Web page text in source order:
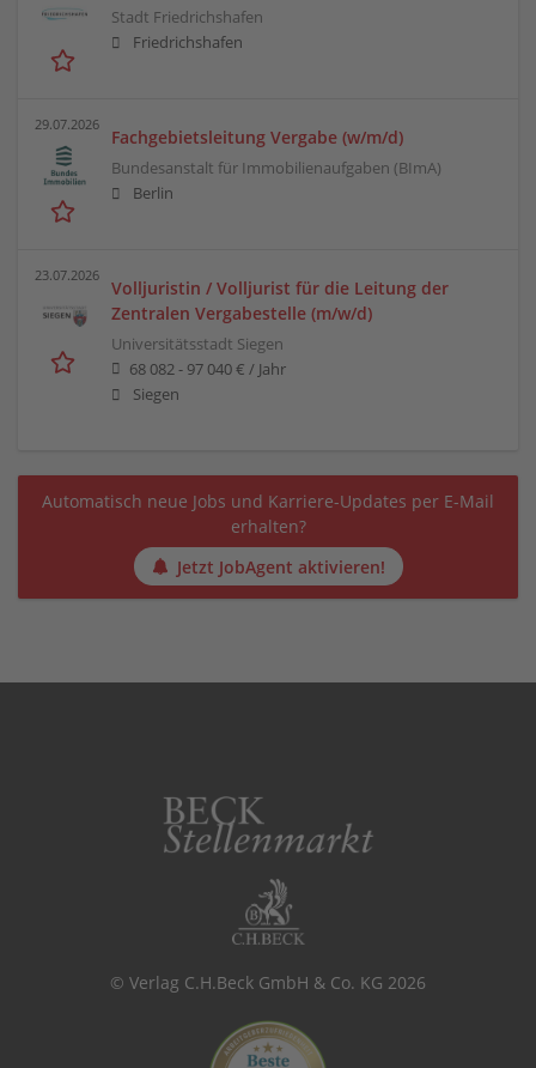
Stadt Friedrichshafen
Friedrichshafen
29.07.2026
Fachgebiets­leitung Vergabe (w/m/d)
Bundes­anstalt für Immobilien­aufgaben (BImA)
Berlin
23.07.2026
Volljuristin / Volljurist für die Leitung der
Zentralen Vergabestelle (m/w/d)
Universitätsstadt Siegen
68 082 - 97 040 € / Jahr
Siegen
Automatisch neue Jobs und Karriere-Updates per E-Mail
erhalten?
Jetzt JobAgent aktivieren!
© Verlag C.H.Beck GmbH & Co. KG 2026